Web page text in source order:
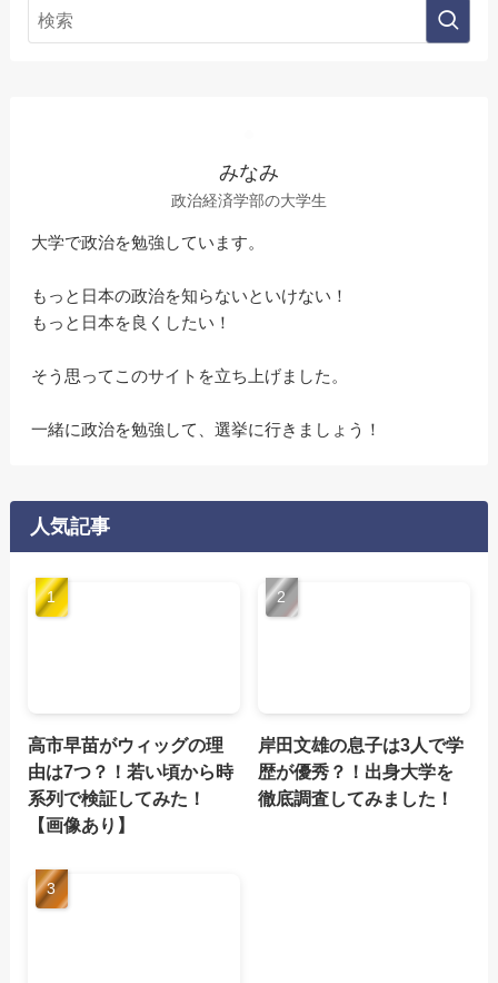
みなみ
政治経済学部の大学生
大学で政治を勉強しています。
もっと日本の政治を知らないといけない！
もっと日本を良くしたい！
そう思ってこのサイトを立ち上げました。
一緒に政治を勉強して、選挙に行きましょう！
人気記事
高市早苗がウィッグの理
由は7つ？！若い頃から時
系列で検証してみた！
【画像あり】
岸田文雄の息子は3人で学
歴が優秀？！出身大学を
徹底調査してみました！